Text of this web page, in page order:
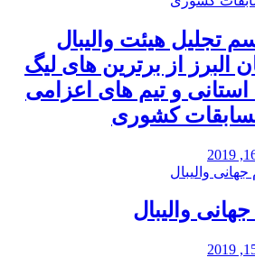
تجلیل هیئت والیبال
البرز از برترین های لیگ
و تیم های اعزامی
کشوری
والیبال